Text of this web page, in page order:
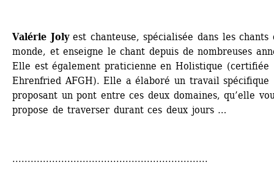
Valérie Jolyest chanteuse, spécialisée dans les chants
monde, et enseigne le chant depuis de nombreuses
Elle est également praticienne en Holistique (certifiée
Ehrenfried AFGH). Elle a élaboré un travail spécifique
proposant un pont entre ces deux domaines, qu’elle
propose de traverser durant ces deux jours …
................................................................